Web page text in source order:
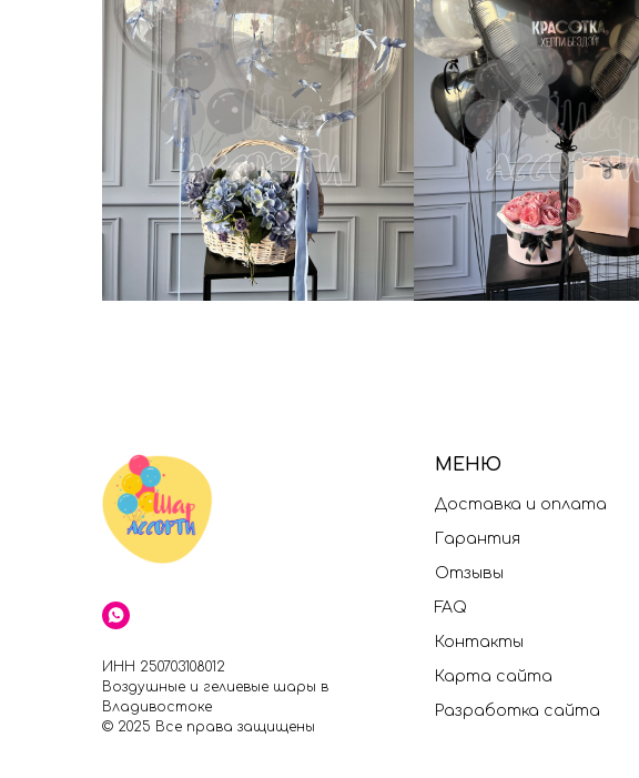
ИНН 250703108012
Воздушные и гелиевые шары в
Владивостоке
© 2025 Все права защищены
МЕНЮ
Доставка и оплата
Гарантия
Отзывы
FAQ
Контакты
Карта сайта
Разработка сайта